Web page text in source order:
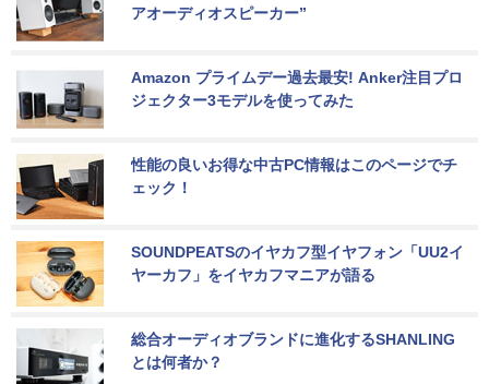
アオーディオスピーカー”
Amazon プライムデー過去最安! Anker注目プロ
ジェクター3モデルを使ってみた
性能の良いお得な中古PC情報はこのページでチ
ェック！
SOUNDPEATSのイヤカフ型イヤフォン「UU2イ
ヤーカフ」をイヤカフマニアが語る
総合オーディオブランドに進化するSHANLING
とは何者か？